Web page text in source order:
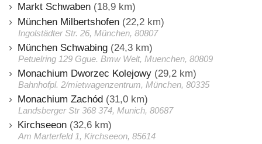
Markt Schwaben (18,9 km)
München Milbertshofen (22,2 km)
Ingolstädter Str. 26, München, 80807
München Schwabing (24,3 km)
Petuelring 129 Ggue. Bmw Welt, Muenchen, 80809
Monachium Dworzec Kolejowy (29,2 km)
Bahnhofpl. 2/mietwagenzentrum, München, 80335
Monachium Zachód (31,0 km)
Landsberger Str 368 374, Munich, 80687
Kirchseeon (32,6 km)
Am Marterfeld 1, Kirchseeon, 85614